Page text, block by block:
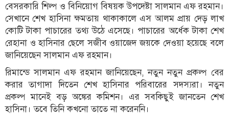
বেসরকারি শিল্প ও বিনিয়োগ বিষয়ক উপদেষ্টা সালমান এফ রহমান।
সেখানে শেখ হাসিনা ক্ষমতায় থাকাকালে এস আলম প্রায় দেড় লাখ
কোটি টাকা পাচারের তথ্য উঠে এসেছে। পাচারের অর্ধেক টাকা শেখ
রেহানা ও হাসিনার ছেলে সজীব ওয়াজেদ জয়কে দেওয়া হয়েছে বলে
জানিয়েছেন সালমান এফ রহমান।
রিমান্ডে সালমান এফ রহমান জানিয়েছেন, নতুন নতুন প্রকল্প বের
করার তাগাদা দিতেন শেখ হাসিনার পরিবারের সদস্যরা। নতুন
প্রকল্প মানেই বড় অঙ্কের কমিশন। এর সবকিছুই জানতেন শেখ
হাসিনা। তবে তিনি কখনো তাতে না করেননি।